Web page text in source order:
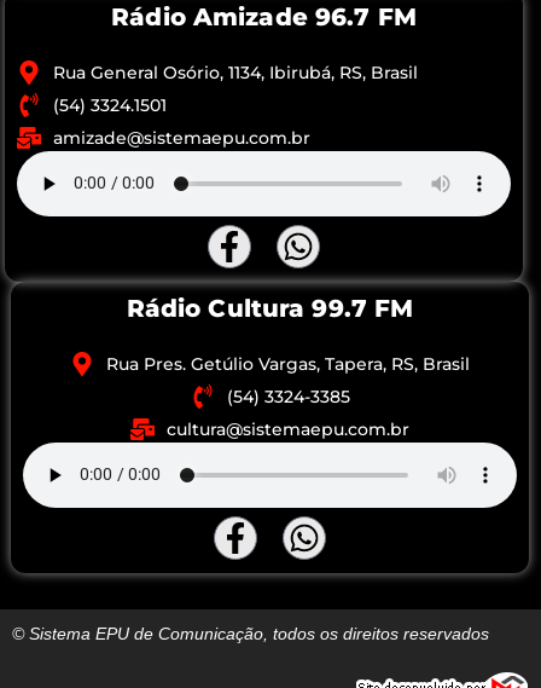
Rádio Amizade 96.7 FM
Rua General Osório, 1134, Ibirubá, RS, Brasil
(54) 3324.1501
amizade@sistemaepu.com.br
Rádio Cultura 99.7 FM
Rua Pres. Getúlio Vargas, Tapera, RS, Brasil
(54) 3324-3385
cultura@sistemaepu.com.br
© Sistema EPU de Comunicação, todos os direitos reservados